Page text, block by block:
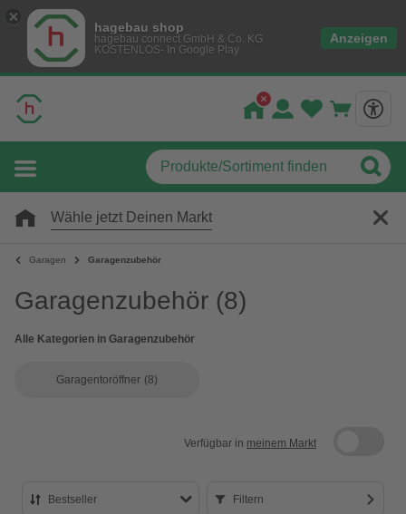
hagebau shop
hagebau connect GmbH & Co. KG
KOSTENLOS- In Google Play
Anzeigen
Wähle jetzt Deinen Markt
Garagen Garagenzubehör
Garagenzubehör (8)
Alle Kategorien in Garagenzubehör
Garagentoröffner (8)
Verfügbar in meinem Markt
Bestseller Filtern